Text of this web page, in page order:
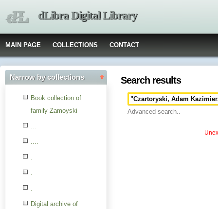
dLibra Digital Library
MAIN PAGE COLLECTIONS CONTACT
Narrow by collections
Book collection of
family Zamoyski
...
....
.
.
.
Digital archive of
Search results
Advanced search..